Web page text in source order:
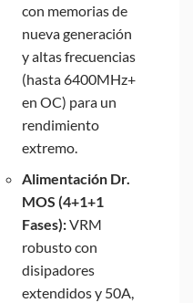
con memorias de
nueva generación
y altas frecuencias
(hasta 6400MHz+
en OC) para un
rendimiento
extremo.
Alimentación Dr.
MOS (4+1+1
Fases):VRM
robusto con
disipadores
extendidos y 50A,